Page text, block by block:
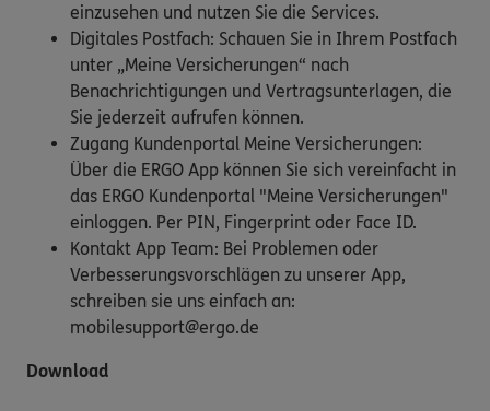
einzusehen und nutzen Sie die Services.
Digitales Postfach: Schauen Sie in Ihrem Postfach
unter „Meine Versicherungen“ nach
Benachrichtigungen und Vertragsunterlagen, die
Sie jederzeit aufrufen können.
Zugang Kundenportal Meine Versicherungen:
Über die ERGO App können Sie sich vereinfacht in
das ERGO Kundenportal "Meine Versicherungen"
einloggen. Per PIN, Fingerprint oder Face ID.
Kontakt App Team: Bei Problemen oder
Verbesserungsvorschlägen zu unserer App,
schreiben sie uns einfach an:
mobilesupport@ergo.de
Download